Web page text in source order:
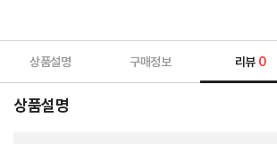
상품설명 구매정보 리뷰 0
상품설명